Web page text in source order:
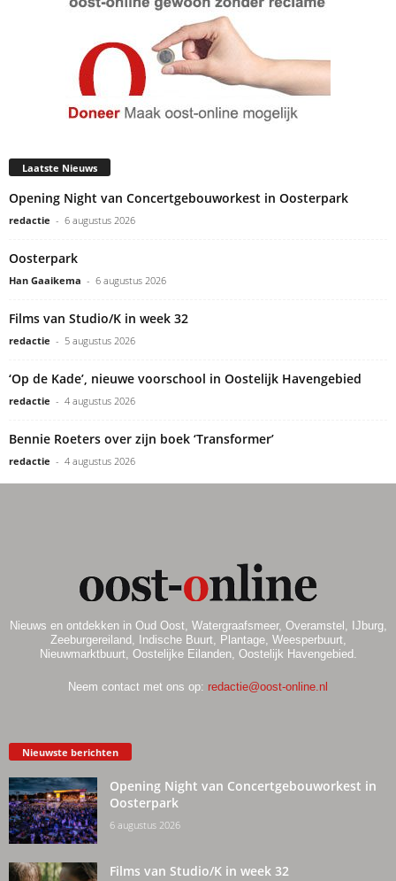
Laatste Nieuws
Opening Night van Concertgebouworkest in Oosterpark
redactie - 6 augustus 2026
Oosterpark
Han Gaaikema - 6 augustus 2026
Films van Studio/K in week 32
redactie - 5 augustus 2026
‘Op de Kade’, nieuwe voorschool in Oostelijk Havengebied
redactie - 4 augustus 2026
Bennie Roeters over zijn boek ‘Transformer’
redactie - 4 augustus 2026
Nieuws en ontdekken in Oud Oost, Watergraafsmeer, Overamstel, IJburg,
Zeeburgereiland, Indische Buurt, Plantage, Weesperbuurt,
Nieuwmarktbuurt, Oostelijke Eilanden, Oostelijk Havengebied.
Neem contact met ons op: redactie@oost-online.nl
Nieuwste berichten
Opening Night van Concertgebouworkest in
Oosterpark
6 augustus 2026
Films van Studio/K in week 32